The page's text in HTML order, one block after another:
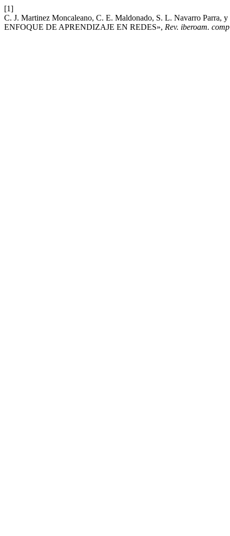
[1]
C. J. Martinez Moncaleano, C. E. Maldonado, S. L. Navarro
ENFOQUE DE APRENDIZAJE EN REDES», Rev. iberoam.